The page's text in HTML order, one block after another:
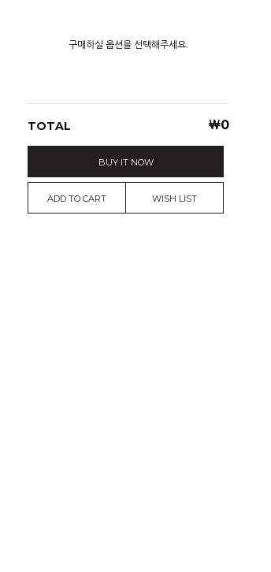
구매하실 옵션을 선택해주세요.
TOTAL ￦0
BUY IT NOW
ADD TO CART WISH LIST